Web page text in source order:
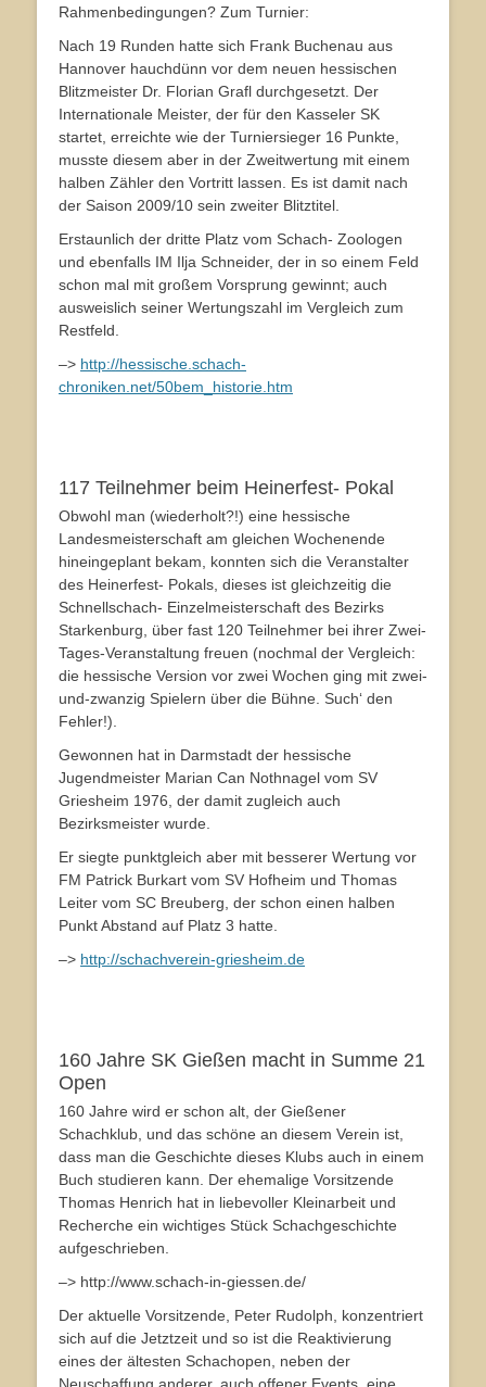
Rahmenbedingungen? Zum Turnier:
Nach 19 Runden hatte sich Frank Buchenau aus
Hannover hauchdünn vor dem neuen hessischen
Blitzmeister Dr. Florian Grafl durchgesetzt. Der
Internationale Meister, der für den Kasseler SK
startet, erreichte wie der Turniersieger 16 Punkte,
musste diesem aber in der Zweitwertung mit einem
halben Zähler den Vortritt lassen. Es ist damit nach
der Saison 2009/10 sein zweiter Blitztitel.
Erstaunlich der dritte Platz vom Schach- Zoologen
und ebenfalls IM Ilja Schneider, der in so einem Feld
schon mal mit großem Vorsprung gewinnt; auch
ausweislich seiner Wertungszahl im Vergleich zum
Restfeld.
–> http://hessische.schach-
chroniken.net/50bem_historie.htm
117 Teilnehmer beim Heinerfest- Pokal
Obwohl man (wiederholt?!) eine hessische
Landesmeisterschaft am gleichen Wochenende
hineingeplant bekam, konnten sich die Veranstalter
des Heinerfest- Pokals, dieses ist gleichzeitig die
Schnellschach- Einzelmeisterschaft des Bezirks
Starkenburg, über fast 120 Teilnehmer bei ihrer Zwei-
Tages-Veranstaltung freuen (nochmal der Vergleich:
die hessische Version vor zwei Wochen ging mit zwei-
und-zwanzig Spielern über die Bühne. Such‘ den
Fehler!).
Gewonnen hat in Darmstadt der hessische
Jugendmeister Marian Can Nothnagel vom SV
Griesheim 1976, der damit zugleich auch
Bezirksmeister wurde.
Er siegte punktgleich aber mit besserer Wertung vor
FM Patrick Burkart vom SV Hofheim und Thomas
Leiter vom SC Breuberg, der schon einen halben
Punkt Abstand auf Platz 3 hatte.
–> http://schachverein-griesheim.de
160 Jahre SK Gießen macht in Summe 21
Open
160 Jahre wird er schon alt, der Gießener
Schachklub, und das schöne an diesem Verein ist,
dass man die Geschichte dieses Klubs auch in einem
Buch studieren kann. Der ehemalige Vorsitzende
Thomas Henrich hat in liebevoller Kleinarbeit und
Recherche ein wichtiges Stück Schachgeschichte
aufgeschrieben.
–> http://www.schach-in-giessen.de/
Der aktuelle Vorsitzende, Peter Rudolph, konzentriert
sich auf die Jetztzeit und so ist die Reaktivierung
eines der ältesten Schachopen, neben der